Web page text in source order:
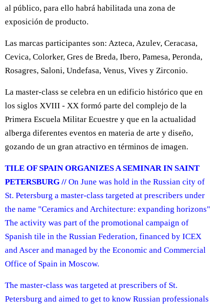
al público, para ello habrá habilitada una zona de
exposición de producto.
Las marcas participantes son: Azteca, Azulev, Ceracasa,
Cevica, Colorker, Gres de Breda, Ibero, Pamesa, Peronda,
Rosagres, Saloni, Undefasa, Venus, Vives y Zirconio.
La master-class se celebra en un edificio histórico que en
los siglos XVIII - XX formó parte del complejo de la
Primera Escuela Militar Ecuestre y que en la actualidad
alberga diferentes eventos en materia de arte y diseño,
gozando de un gran atractivo en términos de imagen.
TILE OF SPAIN ORGANIZES A SEMINAR IN SAINT
PETERSBURG // On June was hold in the Russian city of
St. Petersburg a master-class targeted at prescribers under
the name "Ceramics and Architecture: expanding horizons"
The activity was part of the promotional campaign of
Spanish tile in the Russian Federation, financed by ICEX
and Ascer and managed by the Economic and Commercial
Office of Spain in Moscow.
The master-class was targeted at prescribers of St.
Petersburg and aimed to get to know Russian professionals